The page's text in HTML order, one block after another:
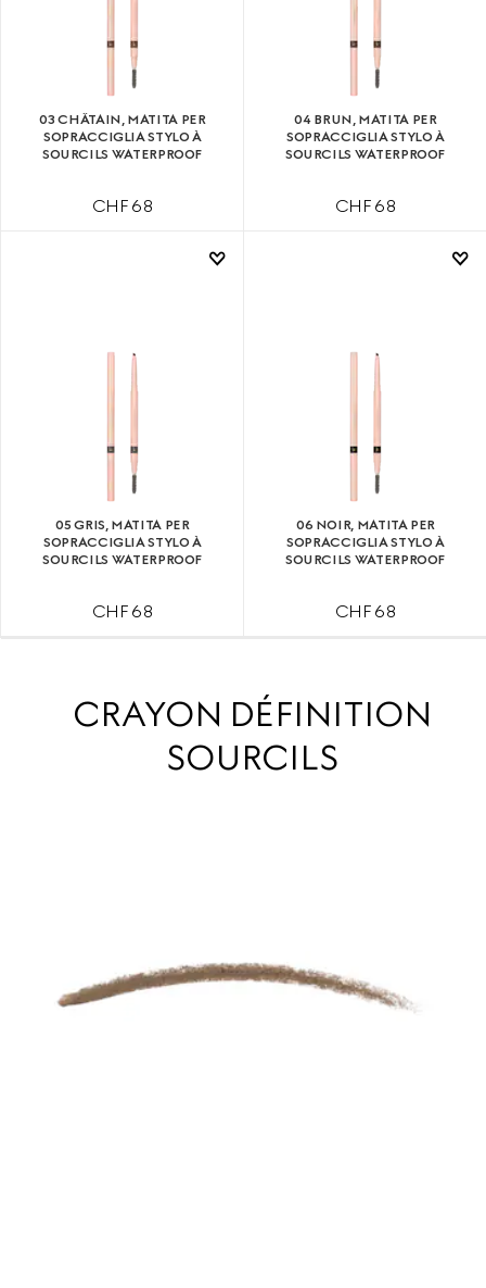
03 CHÂTAIN, MATITA PER
SOPRACCIGLIA STYLO À
SOURCILS WATERPROOF
CHF 68
04 BRUN, MATITA PER
SOPRACCIGLIA STYLO À
SOURCILS WATERPROOF
CHF 68
05 GRIS, MATITA PER
SOPRACCIGLIA STYLO À
SOURCILS WATERPROOF
CHF 68
06 NOIR, MATITA PER
SOPRACCIGLIA STYLO À
SOURCILS WATERPROOF
CHF 68
CRAYON DÉFINITION
SOURCILS